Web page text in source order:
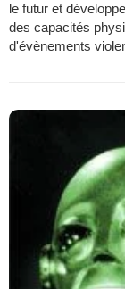
le futur et
des capacités
d'évènements